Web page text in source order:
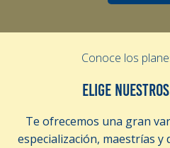
Conoce los
ELIGE
Te ofrecemos una gran
especialización, maestrías